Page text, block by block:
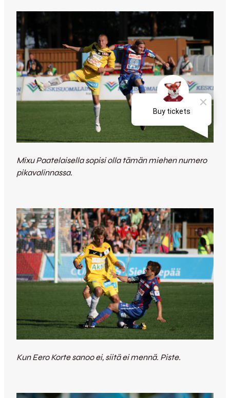
Mixu Paatelaisella sopisi olla tämän miehen numero
pikavalinnassa.
Kun Eero Korte sanoo ei, siitä ei mennä. Piste.